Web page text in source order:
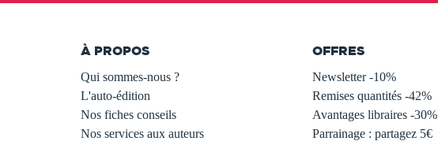
À PROPOS
Qui sommes-nous ?
L'auto-édition
Nos fiches conseils
Nos services aux auteurs
OFFRES
Newsletter -10%
Remises quantités -42%
Avantages libraires -30%
Parrainage : partagez 5€